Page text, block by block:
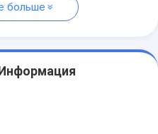
больше